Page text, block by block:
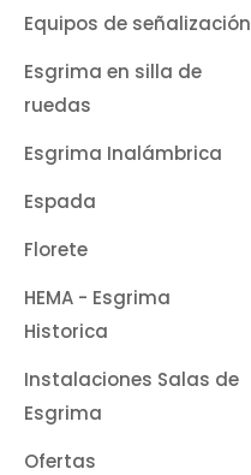
Equipos de señalización
Esgrima en silla de
ruedas
Esgrima Inalámbrica
Espada
Florete
HEMA - Esgrima
Historica
Instalaciones Salas de
Esgrima
Ofertas